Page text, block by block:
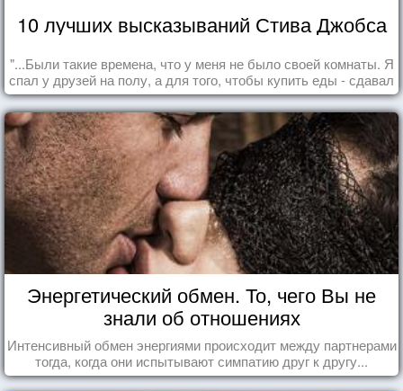
10 лучших высказываний Стива Джобса
"...Были такие времена, что у меня не было своей комнаты. Я
спал у друзей на полу, а для того, чтобы купить еды - сдавал
бутылки из под кока-колы"
Энергетический обмен. То, чего Вы не
знали об отношениях
Интенсивный обмен энергиями происходит между партнерами
тогда, когда они испытывают симпатию друг к другу...